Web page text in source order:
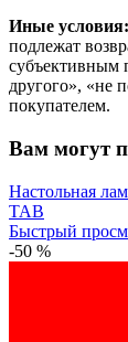
Иные условия:
подлежат
субъективным
другого», «не
покупателем.
Вам могут
Настольная
TAB
Быстрый
-50 %